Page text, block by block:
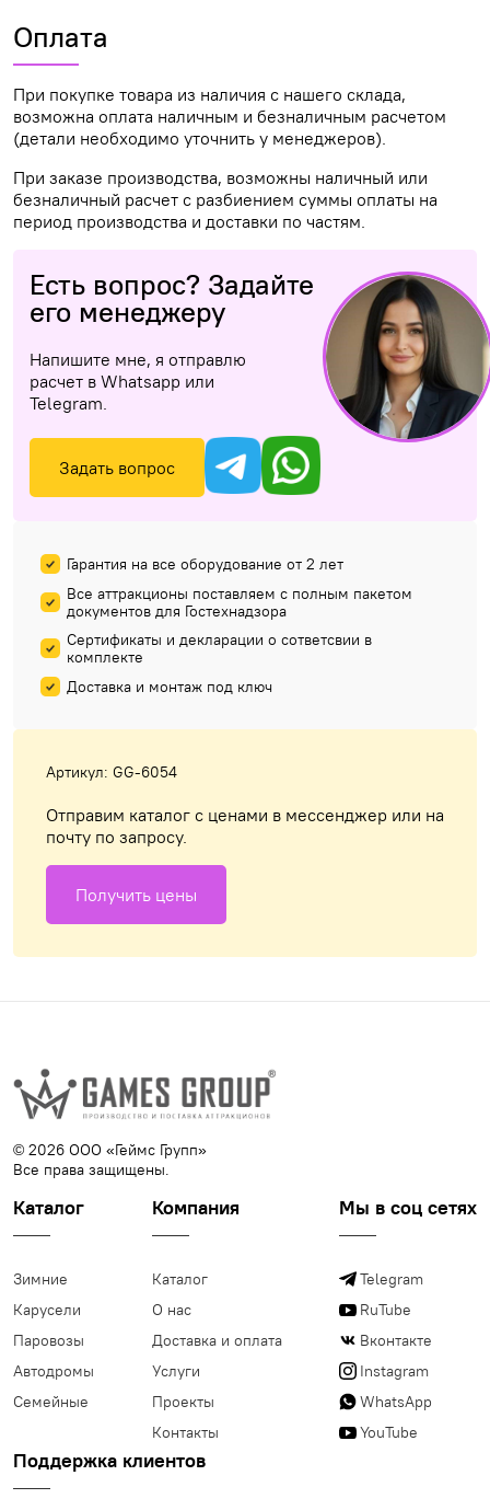
Оплата
При покупке товара из наличия с нашего склада,
возможна оплата наличным и безналичным расчетом
(детали необходимо уточнить у менеджеров).
При заказе производства, возможны наличный или
безналичный расчет с разбиением суммы оплаты на
период производства и доставки по частям.
Есть вопрос? Задайте
его менеджеру
Напишите мне, я отправлю
расчет в Whatsapp или
Telegram.
Задать вопрос
Гарантия на все оборудование от 2 лет
Все аттракционы поставляем с полным пакетом
документов для Гостехнадзора
Сертификаты и декларации о сответсвии в
комплекте
Доставка и монтаж под ключ
Артикул: GG-6054
Отправим каталог с ценами в мессенджер или на
почту по запросу.
Получить цены
© 2026 ООО «Геймс Групп»
Все права защищены.
Каталог
Зимние
Карусели
Паровозы
Автодромы
Семейные
Компания
Каталог
О нас
Доставка и оплата
Услуги
Проекты
Контакты
Мы в соц сетях
Telegram
RuTube
Вконтакте
Instagram
WhatsApp
YouTube
Поддержка клиентов